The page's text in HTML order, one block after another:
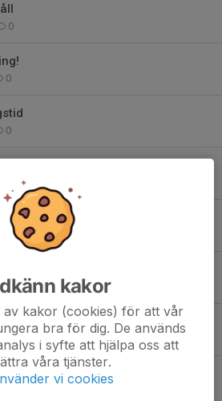
0
0
0
plats Söndag 15/3
0
5
Melodifestivalen
och plats Sön 8/2
kakor
av kakor (cookies) för att vår
bra för dig. De används
i syfte att hjälpa oss att
våra tjänster.
vi cookies